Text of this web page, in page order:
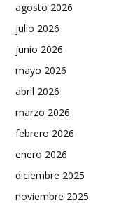
agosto 2026
julio 2026
junio 2026
mayo 2026
abril 2026
marzo 2026
febrero 2026
enero 2026
diciembre 2025
noviembre 2025